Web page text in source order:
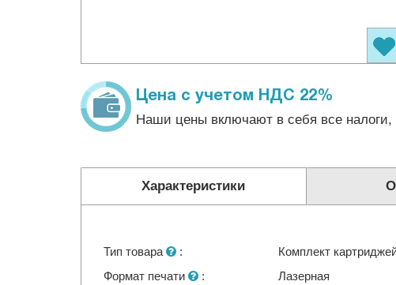
Цена с учетом НДС 22%
Наши цены включают в себя все
Характеристики
Тип товара :
Комплект
Формат печати
:
Лазерная